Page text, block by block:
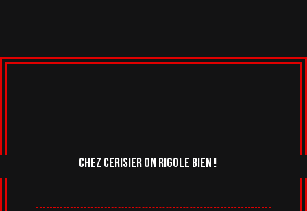
chez cerisier on rigole bien !